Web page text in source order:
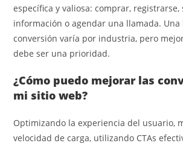
específica y valiosa: comprar,
información o agendar una llamada. Una
conversión varía por industria, pero
debe ser una prioridad.
¿Cómo puedo mejorar las
mi sitio web?
Optimizando la experiencia del usuario,
velocidad de carga, utilizando CTAs